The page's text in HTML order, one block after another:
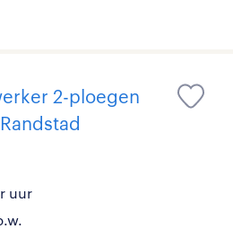
2-ploegen
uur